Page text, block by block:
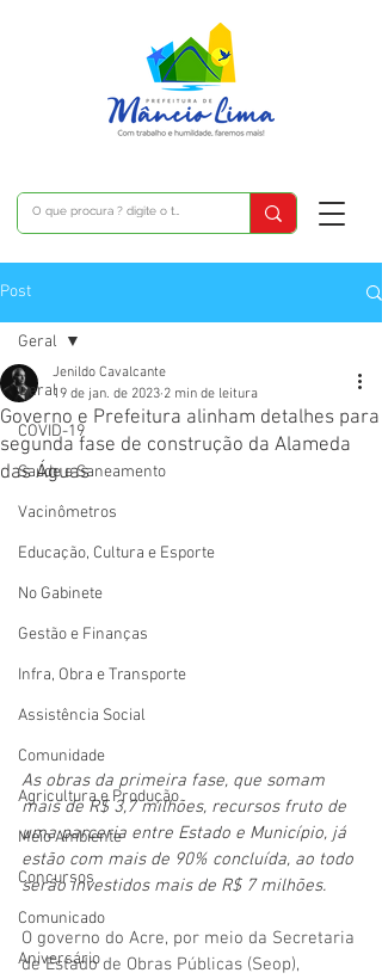
Post
Geral
COVID-19
Saúde e Saneamento
Vacinômetros
Educação, Cultura e Esporte
No Gabinete
Gestão e Finanças
Infra, Obra e Transporte
Assistência Social
Comunidade
Agricultura e Produção
Meio Ambiente
Concursos
Comunicado
Aniversário
Geral
Governo e Prefeitura alinham detalhes para
segunda fase de construção da Alameda
das Águas
Jenildo Cavalcante
19 de jan. de 2023 2 min de leitura
As obras da primeira fase, que somam
mais de R$ 3,7 milhões, recursos fruto de
uma parceria entre Estado e Município, já
estão com mais de 90% concluída, ao todo
serão investidos mais de R$ 7 milhões.
O governo do Acre, por meio da Secretaria
de Estado de Obras Públicas (Seop),